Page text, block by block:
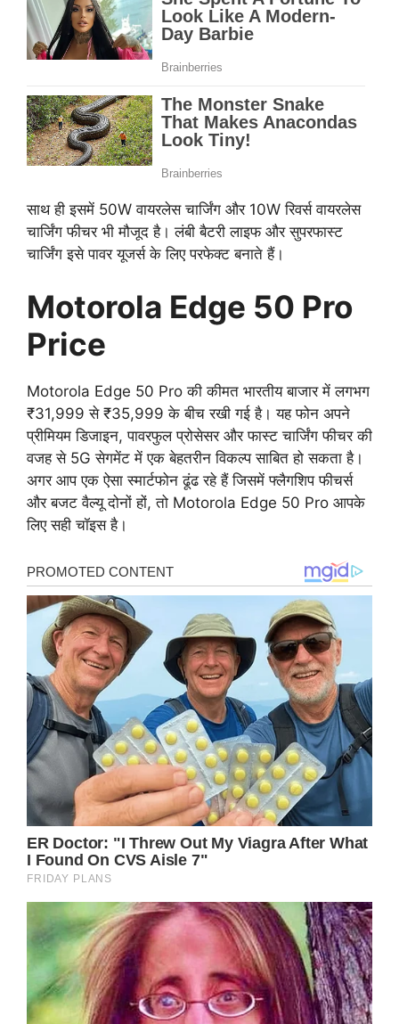
साथ ही इसमें 50W वायरलेस चार्जिंग और 10W रिवर्स वायरलेस
चार्जिंग फीचर भी मौजूद है। लंबी बैटरी लाइफ और सुपरफास्ट
चार्जिंग इसे पावर यूजर्स के लिए परफेक्ट बनाते हैं।
Motorola Edge 50 Pro
Price
Motorola Edge 50 Pro की कीमत भारतीय बाजार में लगभग
₹31,999 से ₹35,999 के बीच रखी गई है। यह फोन अपने
प्रीमियम डिजाइन, पावरफुल प्रोसेसर और फास्ट चार्जिंग फीचर की
वजह से 5G सेगमेंट में एक बेहतरीन विकल्प साबित हो सकता है।
अगर आप एक ऐसा स्मार्टफोन ढूंढ रहे हैं जिसमें फ्लैगशिप फीचर्स
और बजट वैल्यू दोनों हों, तो Motorola Edge 50 Pro आपके
लिए सही चॉइस है।